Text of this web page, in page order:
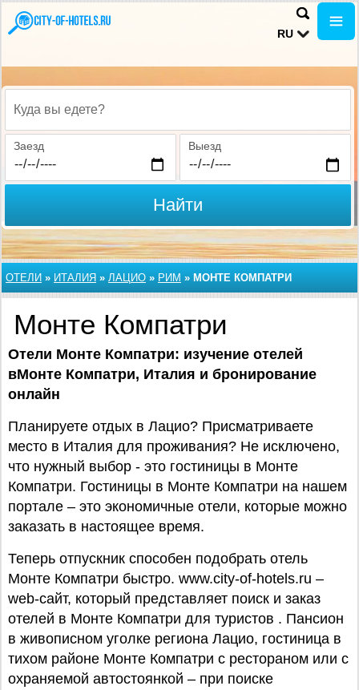
RU
Куда вы едете?
Заезд Выезд
Найти
ОТЕЛИ » ИТАЛИЯ » ЛАЦИО » РИМ » МОНТЕ КОМПАТРИ
Монте Компатри
Отели Монте Компатри: изучение отелей
вМонте Компатри, Италия и бронирование
онлайн
Планируете отдых в Лацио? Присматриваете
место в Италия для проживания? Не исключено,
что нужный выбор - это гостиницы в Монте
Компатри. Гостиницы в Монте Компатри на нашем
портале – это экономичные отели, которые можно
заказать в настоящее время.
Теперь отпускник способен подобрать отель
Монте Компатри быстро. www.city-of-hotels.ru –
web-сайт, который представляет поиск и заказ
отелей в Монте Компатри для туристов . Пансион
в живописном уголке региона Лацио, гостиница в
тихом районе Монте Компатри с рестораном или с
охраняемой автостоянкой – при поиске